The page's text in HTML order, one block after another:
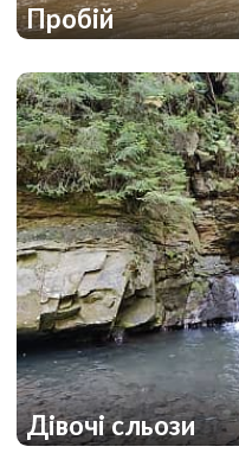
Пробій
2
Дівочі сльози